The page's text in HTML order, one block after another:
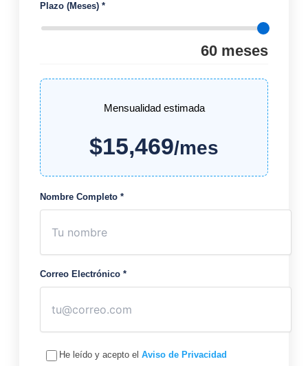
Plazo (Meses) *
60 meses
Mensualidad estimada
$15,469/mes
Nombre Completo *
Correo Electrónico *
He leído y acepto el Aviso de Privacidad